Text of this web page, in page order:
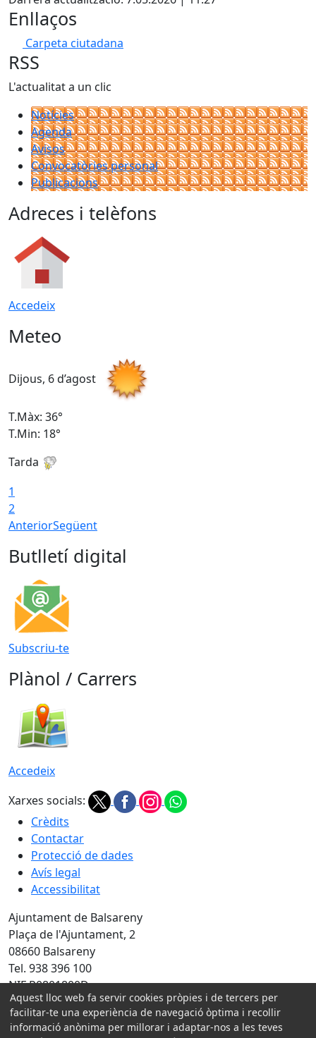
Enllaços
Carpeta ciutadana
RSS
L'actualitat a un clic
Notícies
Agenda
Avisos
Convocatòries personal
Publicacions
Adreces i telèfons
Accedeix
Meteo
Dijous, 6 d’agost
T.Màx: 36°
T.Min: 18°
Tarda
1
2
AnteriorSegüent
Butlletí digital
Subscriu-te
Plànol / Carrers
Accedeix
Xarxes socials:
Crèdits
Contactar
Protecció de dades
Avís legal
Accessibilitat
Ajuntament de Balsareny
Plaça de l'Ajuntament, 2
08660 Balsareny
Tel. 938 396 100
NIF P0801800D
Amb la col·laboració de:
Aquest lloc web fa servir cookies pròpies i de tercers per
facilitar-te una experiència de navegació òptima i recollir
informació anònima per millorar i adaptar-nos a les teves